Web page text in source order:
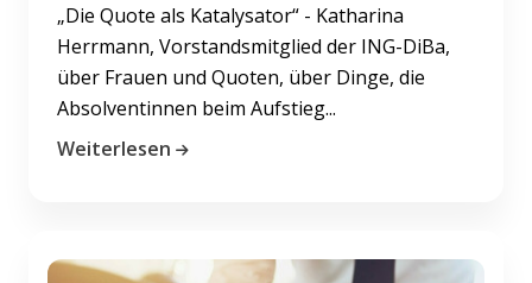
„Die Quote als Katalysator“ - Katharina
Herrmann, Vorstandsmitglied der ING-DiBa,
über Frauen und Quoten, über Dinge, die
Absolventinnen beim Aufstieg...
Weiterlesen